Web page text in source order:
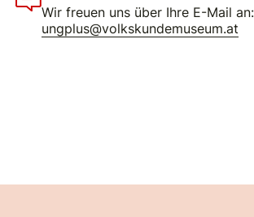
Wir freuen uns über Ihre E-Mail
ungplus@volkskundemuseum.at